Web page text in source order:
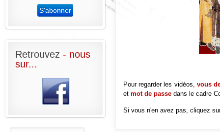
Pour regarder les vidéos, vous
et mot de passedans le cadre
Si vous n'en avez pas, cliquez
Retrouvez - nous
sur...